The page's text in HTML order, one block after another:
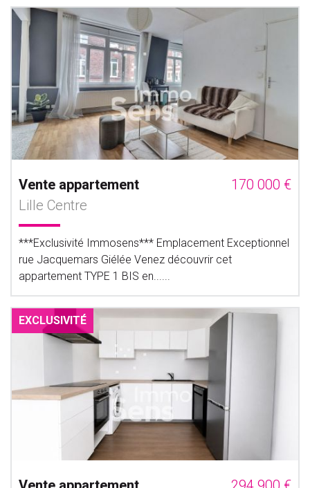
Vente appartement
170 000 €
Lille Centre
***Exclusivité Immosens*** Emplacement Exceptionnel
rue Jacquemars Giélée Venez découvrir cet
appartement TYPE 1 BIS en......
EXCLUSIVITÉ